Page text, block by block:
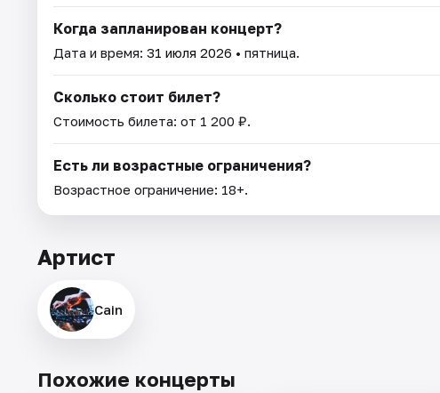
Когда запланирован концерт?
Дата и время: 31 июля 2026 • пятница.
Сколько стоит билет?
Стоимость билета: от 1 200 ₽.
Есть ли возрастные ограничения?
Возрастное ограничение: 18+.
Артист
Cain
Похожие концерты